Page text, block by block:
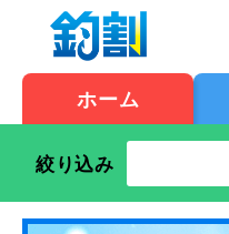
ホーム
絞り込み